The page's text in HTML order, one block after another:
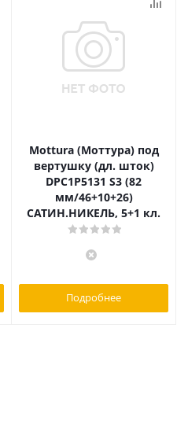
Mottura (Моттура) под
вертушку (дл. шток)
DPC1P5131 S3 (82
мм/46+10+26)
САТИН.НИКЕЛЬ, 5+1 кл.
Подробнее